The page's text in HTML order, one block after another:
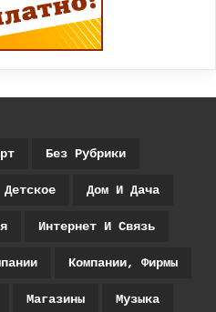
Без Рубрики
Детское Дом И Дача
Интернет И Связь
Компании, Фирмы
Магазины Музыка